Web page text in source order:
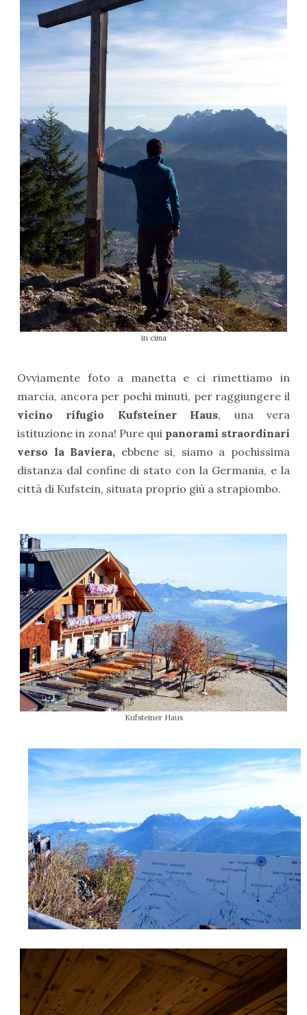
in cima
Ovviamente foto a manetta e ci rimettiamo in
marcia, ancora per pochi minuti, per raggiungere il
vicino rifugio Kufsteiner Haus, una vera
istituzione in zona! Pure qui panorami straordinari
verso la Baviera, ebbene si, siamo a pochissima
distanza dal confine di stato con la Germania, e la
città di Kufstein, situata proprio giù a strapiombo.
Kufsteiner Haus